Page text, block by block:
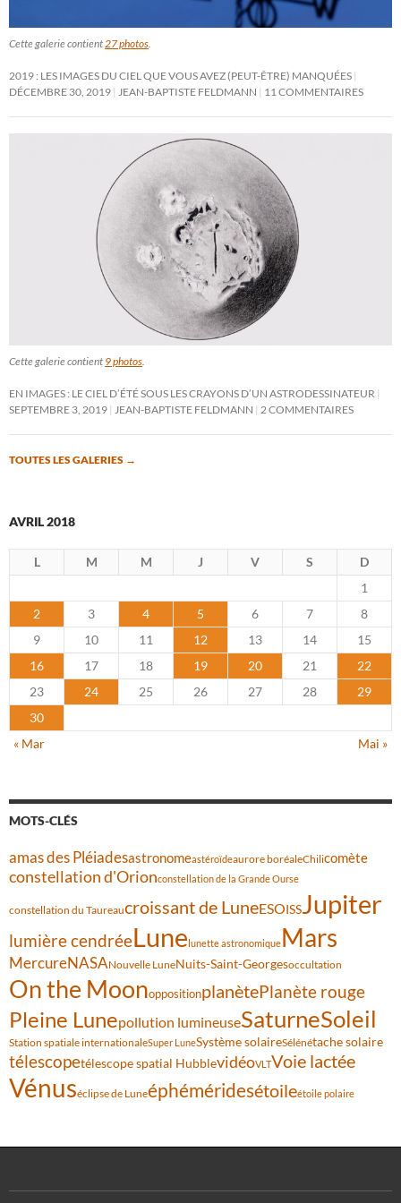
Cette galerie contient27 photos.
2019 : LES IMAGES DU CIEL QUE VOUS AVEZ (PEUT-ÊTRE) MANQUÉES
DÉCEMBRE 30, 2019 JEAN-BAPTISTE FELDMANN 11 COMMENTAIRES
Cette galerie contient 9 photos.
EN IMAGES : LE CIEL D’ÉTÉ SOUS LES CRAYONS D’UN ASTRODESSINATEUR
SEPTEMBRE 3, 2019 JEAN-BAPTISTE FELDMANN 2 COMMENTAIRES
TOUTES LES GALERIES →
AVRIL 2018
L M M J V S
D
1
2
3 4 5 6 7
8
9
10 11 12 13 14
15
16
17 18 19 20 21
22
23
24 25 26 27 28
29
30
« Mar
Mai »
MOTS-CLÉS
amas des Pléiadesastronomeastéroïdeaurore boréaleChilicomète
constellation d'Orionconstellation de la Grande Ourse
constellation du Taureaucroissant de LuneESOISSJupiter
lumière cendréeLunelunette astronomiqueMars
MercureNASANouvelle LuneNuits-Saint-Georgesoccultation
On the MoonoppositionplanètePlanète rouge
Pleine Lunepollution lumineuseSaturneSoleil
Station spatiale internationaleSuper LuneSystème solaireSélénétache solaire
télescopetélescope spatial HubblevidéoVLTVoie lactée
Vénuséclipse de Luneéphéméridesétoileétoile polaire